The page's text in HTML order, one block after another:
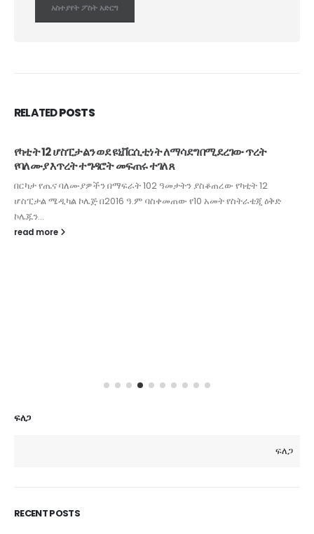
RELATEDPOSTS
የካቲት 12 ሆስፒታልን ወደ ዩኒቨርሲቲነት ለማሳደግ በሚደረገው ጥረት
የባለሙያ እጥረት ተግዳሮት መፍጠሩ ተገለጸ
በርካታ የጤና ባለሙያዎችን በማፍራት 102 ዓመታትን ያስቆጠረው የካቲት 12
ሆስፒታል ሜዲካል ኮሌጅ በ2016 ዓ.ም ባስቀመጠው የ10 አመት የስትራቴጂ ዕቅድ
ኮሌጁን...
read more
ፍለጋ
ፍለጋ
RECENT POSTS